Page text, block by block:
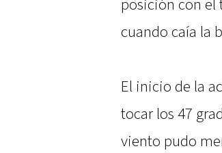
posición con el
cuando caía la
El inicio de la
tocar los 47
viento pudo